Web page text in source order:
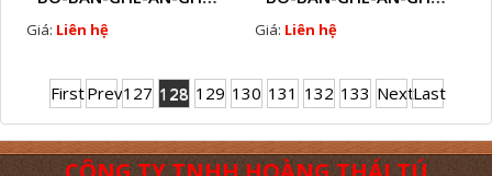
Giá: Liên hệ Giá: Liên hệ
FirstPrev127 128 129 130 131 132 133 NextLast